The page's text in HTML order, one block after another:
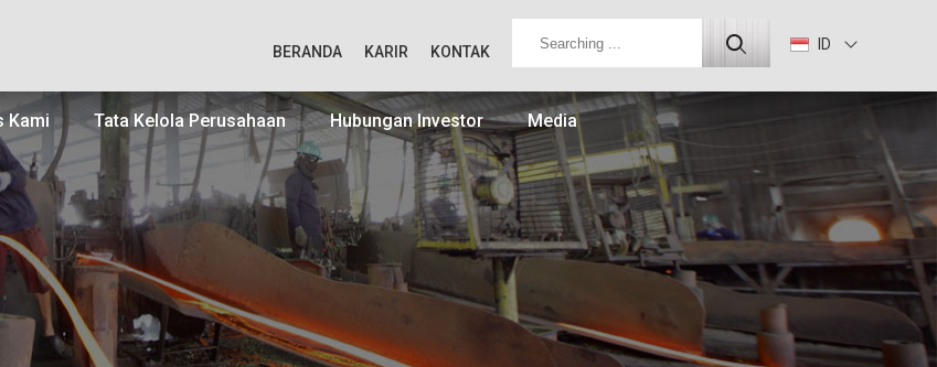
BERANDA KARIR KONTAK
Kami Tata Kelola Perusahaan Hubungan Investor Media
ID